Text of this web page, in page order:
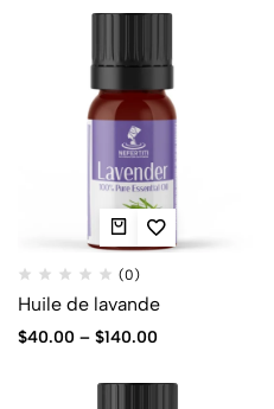
(0)
Huile de lavande
$40.00 – $140.00